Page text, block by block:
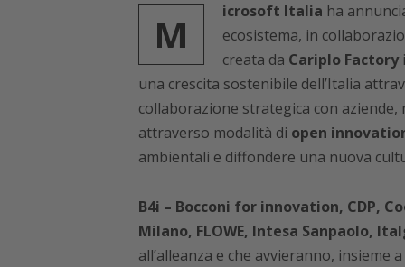
M icrosoft Italia ha
ecosistema, in
creata da Cariplo Factory
una crescita sostenibile dell’Italia
collaborazione strategica con
attraverso modalità di open
ambientali e diffondere una nuova
B4i – Bocconi for innovation, CDP,
Milano, FLOWE, Intesa Sanpaolo,
all’alleanza e che avvieranno,